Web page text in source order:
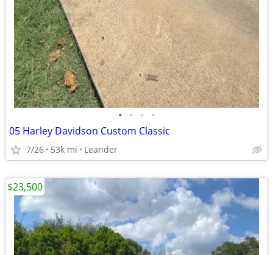
• • • •
05 Harley Davidson Custom Classic
7/26 53k mi Leander
$23,500